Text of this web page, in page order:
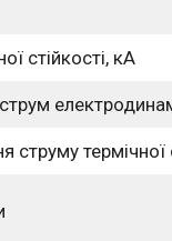
стійкості, кА
струму термічної